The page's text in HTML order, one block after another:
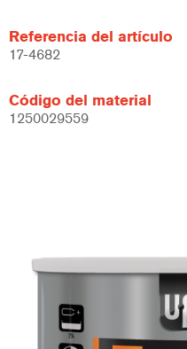
Referencia del artículo
17-4682
Código del material
1250029559